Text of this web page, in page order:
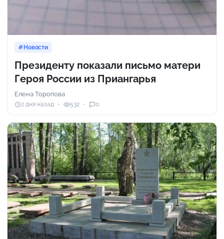
Новости
Президенту показали письмо матери
Героя России из Приангарья
Елена Торопова
2 дня назад 532 0